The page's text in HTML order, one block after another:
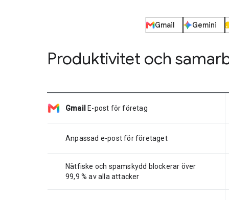
Gmail
Gemini
Produktivitet och
Gmail E-post för företag
Anpassad e-post för företaget
Nätfiske och spamskydd blockerar över
99,9 % av alla attacker